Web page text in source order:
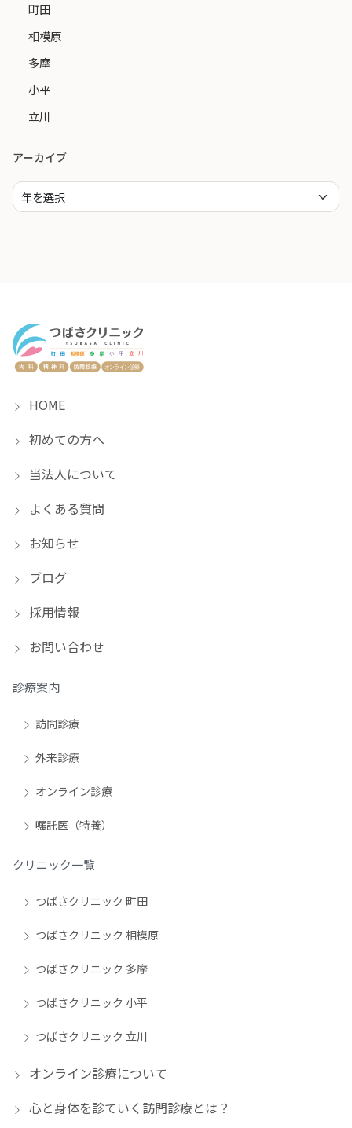
町田
相模原
多摩
小平
立川
アーカイブ
HOME
初めての方へ
当法人について
よくある質問
お知らせ
ブログ
採用情報
お問い合わせ
診療案内
訪問診療
外来診療
オンライン診療
嘱託医（特養）
クリニック一覧
つばさクリニック 町田
つばさクリニック 相模原
つばさクリニック 多摩
つばさクリニック 小平
つばさクリニック 立川
オンライン診療について
心と身体を診ていく訪問診療とは？